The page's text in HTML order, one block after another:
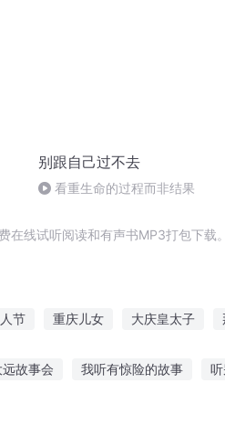
别跟自己过不去
看重生命的过程而非结果
线试听阅读和有声书MP3打包下载。
节 重庆儿女 大庆皇太子
故事会 我听有惊险的故事